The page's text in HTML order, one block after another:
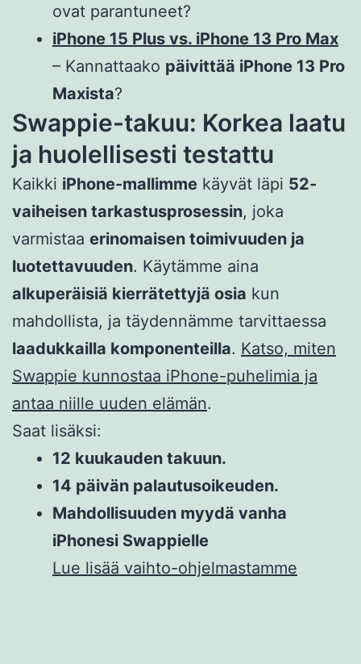
ovat parantuneet?
iPhone 15 Plus vs. iPhone 13 Pro Max
– Kannattaako päivittää iPhone 13 Pro
Maxista?
Swappie-takuu: Korkea laatu
ja huolellisesti testattu
Kaikki iPhone-mallimme käyvät läpi 52-
vaiheisen tarkastusprosessin, joka
varmistaa erinomaisen toimivuuden ja
luotettavuuden. Käytämme aina
alkuperäisiä kierrätettyjä osia kun
mahdollista, ja täydennämme tarvittaessa
laadukkailla komponenteilla. Katso, miten
Swappie kunnostaa iPhone-puhelimia ja
antaa niille uuden elämän.
Saat lisäksi:
12 kuukauden takuun.
14 päivän palautusoikeuden.
Mahdollisuuden myydä vanha
iPhonesi Swappielle
Lue lisää vaihto-ohjelmastamme